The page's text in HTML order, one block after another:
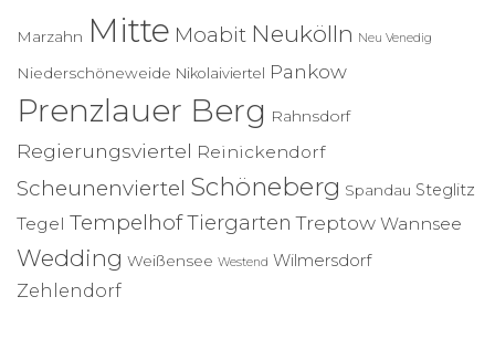
Marzahn Mitte Moabit Neukölln Neu Venedig
Niederschöneweide Nikolaiviertel Pankow
Prenzlauer Berg Rahnsdorf
Regierungsviertel Reinickendorf
Scheunenviertel Schöneberg Spandau Steglitz
Tegel TempelhofTiergarten Treptow Wannsee
Wedding Weißensee Westend Wilmersdorf
Zehlendorf